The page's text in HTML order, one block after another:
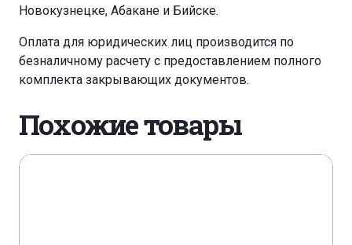
Новокузнецке, Абакане и Бийске.
Оплата для юридических лиц производится по
безналичному расчету с предоставлением полного
комплекта закрывающих документов.
Похожие товары